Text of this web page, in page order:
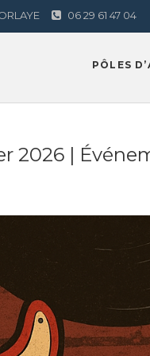
06 29 61 47 04
PÔLES
2026 |